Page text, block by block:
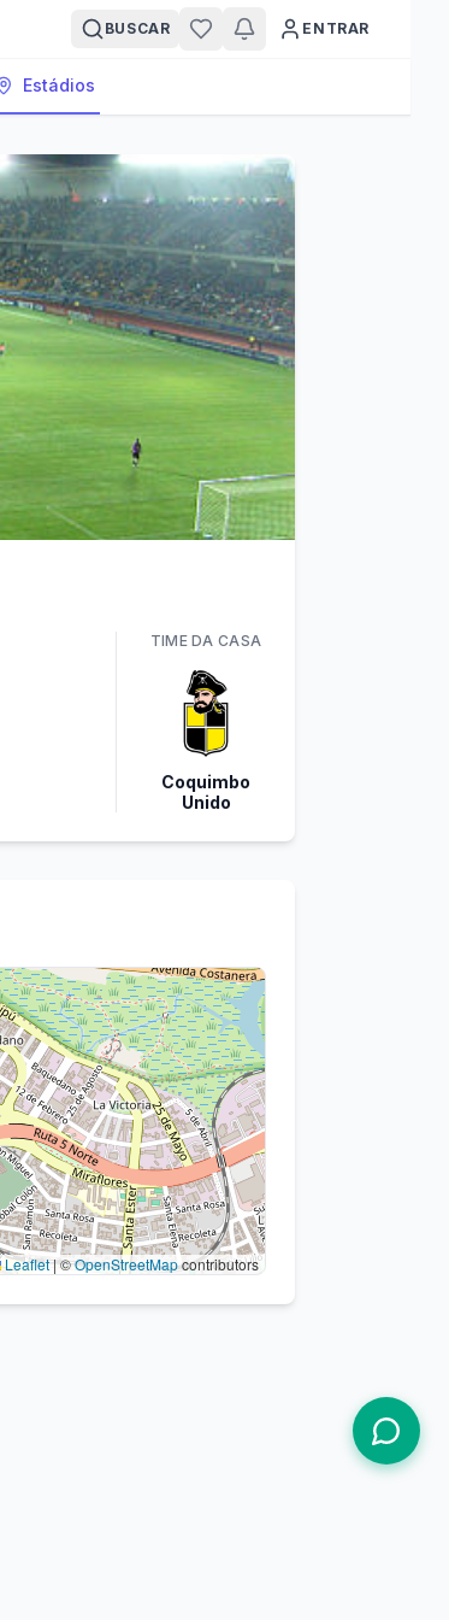
BUSCAR ENTRAR
Estádios
TIMEDA CASA
Coquimbo
Unido
Leaflet|©OpenStreetMapcontributors